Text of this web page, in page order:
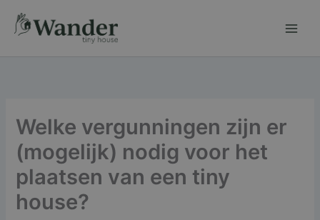
naar
Welke vergunningen zijn er
(mogelijk) nodig voor het
plaatsen van een tiny
house?